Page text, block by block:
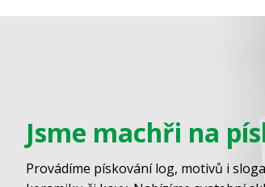
Jsme machři na
Provádíme pískování log, motivů i